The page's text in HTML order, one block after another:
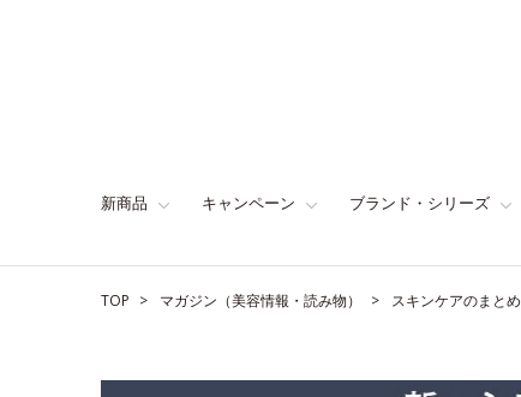
新商品 キャンペーン ブランド・シリーズ
TOP マガジン（美容情報・読み物） スキンケアのまとめ